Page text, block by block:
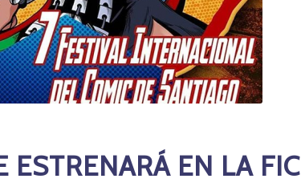
ESTRENARÁ EN LA FIC